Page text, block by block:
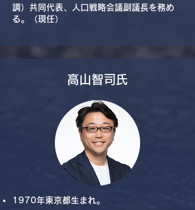
調）共同代表、人口戦略会議副議長を務め
る。（現任）
​高山智司氏
1970年東京都生まれ。